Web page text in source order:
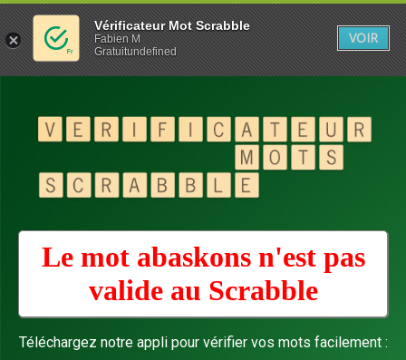
Le mot abaskons n'est pas
valide au Scrabble
Téléchargez notre appli pour vérifier vos mots facilement :
Vérificateur Mot Scrabble
Fabien M
Gratuitundefined
VOIR